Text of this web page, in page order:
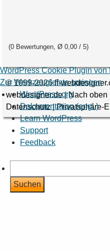
(0 Bewertungen, Ø0,00 / 5)
© 1999-2026ff-
webdesigner.de|Nach oben
Datenschutz|Privatsphäre-
WordPress Cookie Plugin
Zur Werkzeugleiste springen
Über
WordPress
WordPress.org
Dokumentation (engl.)
Learn WordPress
Support
Feedback